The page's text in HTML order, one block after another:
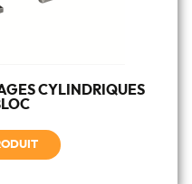
CYLINDRIQUES